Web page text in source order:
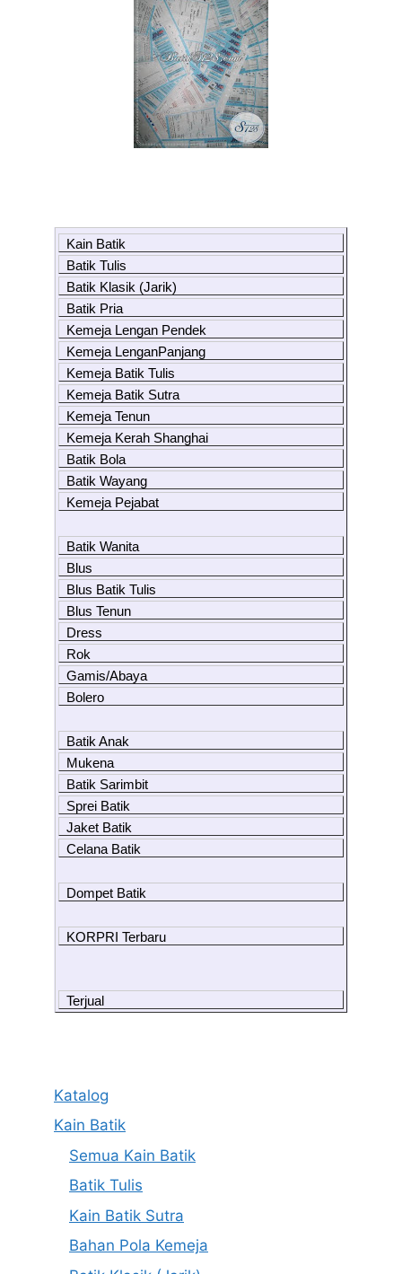
Kain Batik
Batik Tulis
Batik Klasik (Jarik)
Batik Pria
Kemeja Lengan Pendek
Kemeja LenganPanjang
Kemeja Batik Tulis
Kemeja Batik Sutra
Kemeja Tenun
Kemeja Kerah Shanghai
Batik Bola
Batik Wayang
Kemeja Pejabat
Batik Wanita
Blus
Blus Batik Tulis
Blus Tenun
Dress
Rok
Gamis/Abaya
Bolero
Batik Anak
Mukena
Batik Sarimbit
Sprei Batik
Jaket Batik
Celana Batik
Dompet Batik
KORPRI Terbaru
Terjual
Katalog
Kain Batik
Semua Kain Batik
Batik Tulis
Kain Batik Sutra
Bahan Pola Kemeja